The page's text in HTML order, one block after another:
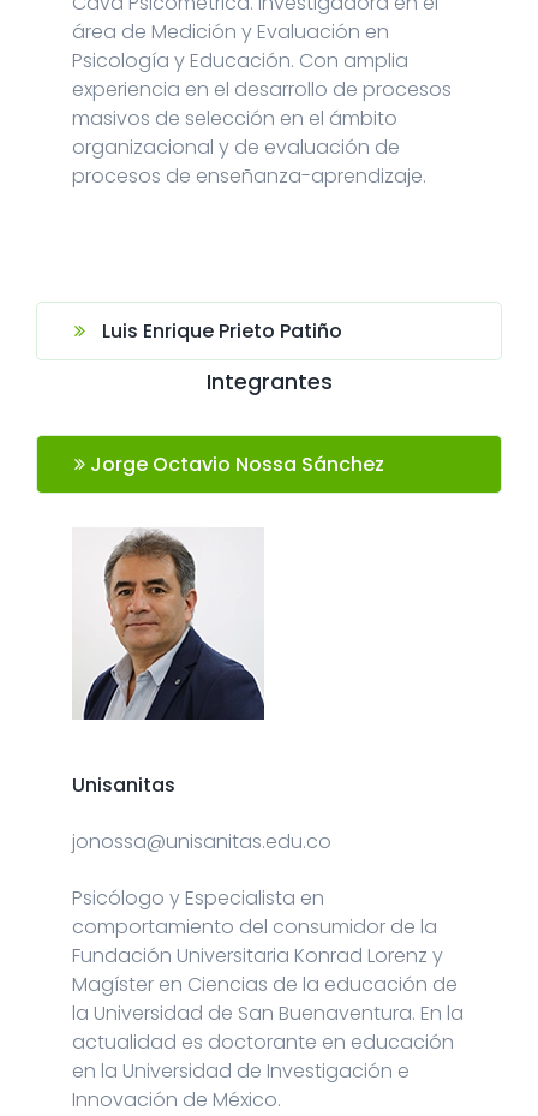
área de Medición y Evaluación en
Psicología y Educación. Con amplia
experiencia en el desarrollo de procesos
masivos de selección en el ámbito
organizacional y de evaluación de
procesos de enseñanza-aprendizaje.
Luis Enrique Prieto Patiño
Integrantes
Jorge Octavio Nossa Sánchez
Unisanitas
jonossa@unisanitas.edu.co
Psicólogo y Especialista en
comportamiento del consumidor de la
Fundación Universitaria Konrad Lorenz y
Magíster en Ciencias de la educación de
la Universidad de San Buenaventura. En la
actualidad es doctorante en educación
en la Universidad de Investigación e
Innovación de México.